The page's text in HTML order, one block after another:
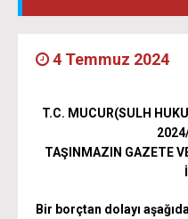
4 Temmuz 2024
T.C. MUCUR(SULH
TAŞINMAZIN GAZETE
Bir borçtan dolayı